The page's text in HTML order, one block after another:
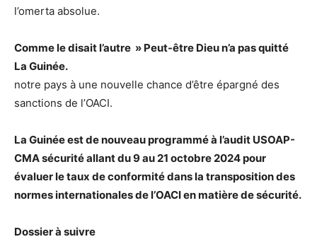
l’omerta absolue.
Comme le disait l’autre » Peut-être Dieu n’a pas quitté
La Guinée.
notre pays à une nouvelle chance d’être épargné des
sanctions de l’OACI.
La Guinée est de nouveau programmé à l’audit USOAP-
CMA sécurité allant du 9 au 21 octobre 2024 pour
évaluer le taux de conformité dans la transposition des
normes internationales de l’OACI en matière de sécurité.
Dossier à suivre